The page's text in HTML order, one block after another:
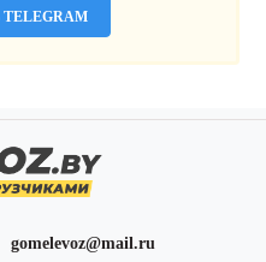
gomelevoz@mail.ru